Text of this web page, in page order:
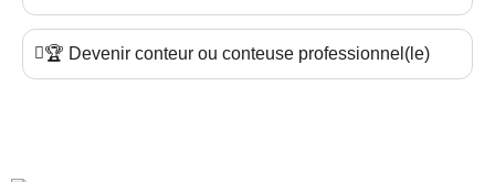
🏆 Devenir conteur ou conteuse professionnel(le)